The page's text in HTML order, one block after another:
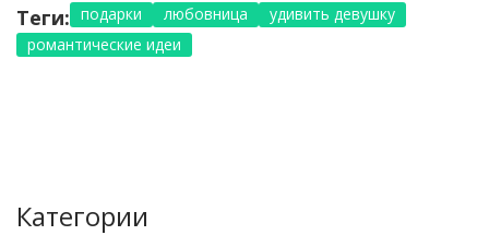
Теги: подарки любовница
удивить девушку
романтические идеи
Категории